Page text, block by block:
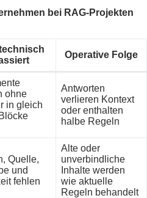
bei RAG-Projekten
Operative Folge
ohne
in gleich
Antworten
verlieren Kontext
oder enthalten
halbe Regeln
Quelle,
und
fehlen
Alte oder
unverbindliche
Inhalte werden
wie aktuelle
Regeln behandelt